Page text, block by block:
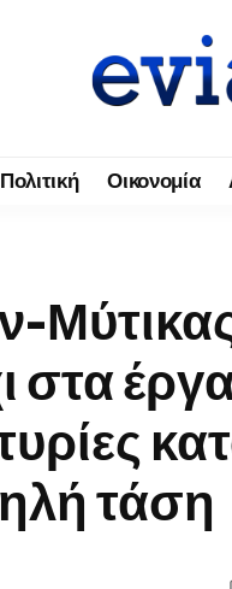
Πολιτική Οικονομία
στα
τάση